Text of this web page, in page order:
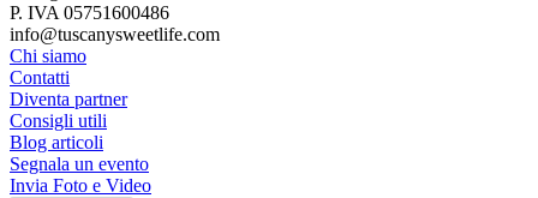
P. IVA 05751600486
info@tuscanysweetlife.com
Chi siamo
Contatti
Diventa partner
Consigli utili
Blog articoli
Segnala un evento
Invia Foto e Video